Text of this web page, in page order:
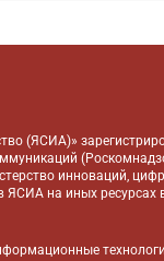
(ЯСИА)»
инноваций,
на иных ресурсах